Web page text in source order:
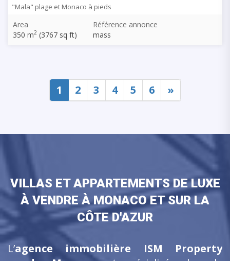
"Mala" plage et Monaco à pieds
Area
350 m2 (3767 sq ft)
Référence annonce
mass
1 2 3 4 5 6 »
VILLAS ET APPARTEMENTS DE LUXE
À VENDRE À MONACO ET SUR LA
CÔTE D'AZUR
L’agence immobilière ISM Property